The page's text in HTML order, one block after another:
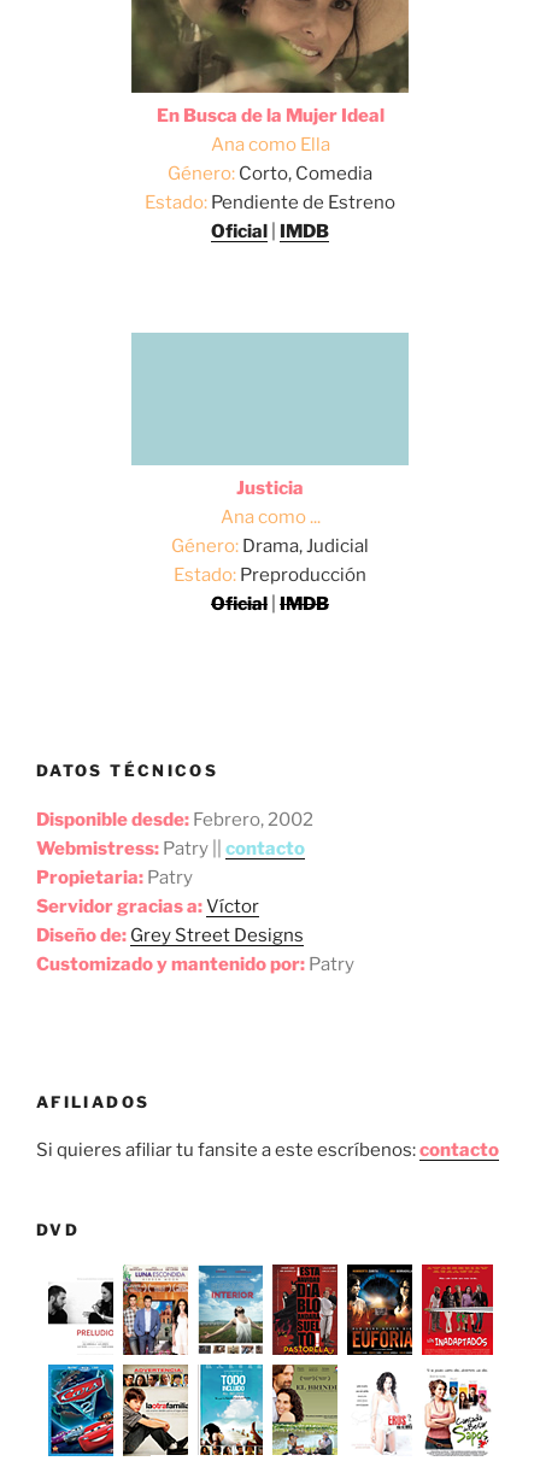
En Busca de la Mujer Ideal
Ana como Ella
Género: Corto, Comedia
Estado: Pendiente de Estreno
Oficial
IMDB
Justicia
Ana como ...
Género: Drama, Judicial
Estado: Preproducción
Oficial IMDB
DATOS TÉCNICOS
Disponible desde: Febrero, 2002
Webmistress: Patry || contacto
Propietaria: Patry
Servidor gracias a:Víctor
Diseño de: Grey Street Designs
Customizado y mantenido por: Patry
AFILIADOS
Si quieres afiliar tu fansite a este escríbenos:contacto
DVD